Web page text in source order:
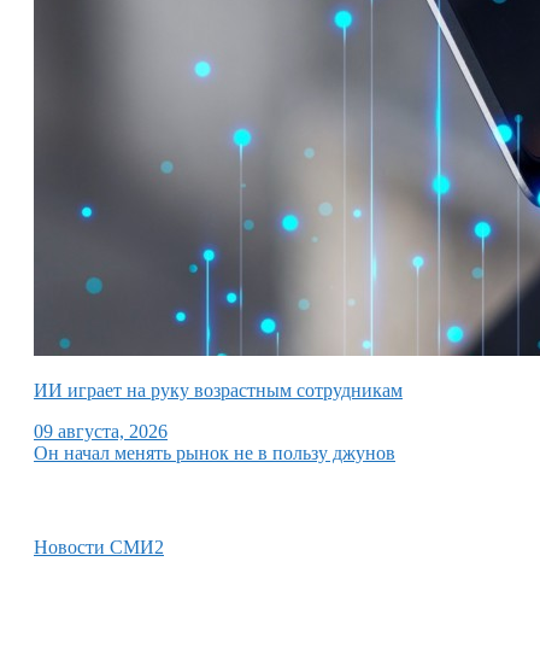
ИИ играет на руку возрастным сотрудникам
09 августа, 2026
Он начал менять рынок не в пользу джунов
Новости СМИ2